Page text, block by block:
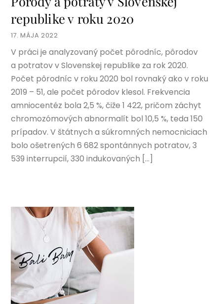
17. MÁJA 2022
republike v roku 2020
V práci je analyzovaný počet pôrodníc, pôrodov
a potratov v Slovenskej republike za rok 2020.
Počet pôrodníc v roku 2020 bol rovnaký ako v roku
2019 – 51, ale počet pôrodov klesol. Frekvencia
amniocentéz bola 2,5 %, čiže 1 422, pričom záchyt
chromozómových abnormalít bol 10,5 %, teda 150
prípadov. V štátnych a súkromných nemocniciach
bolo ošetrených 6 682 spontánnych potratov, 3
539 interrupcií, 330 indukovaných […]